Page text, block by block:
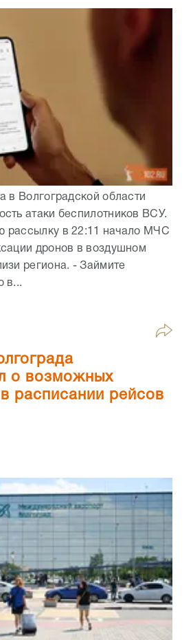
в Волгоградской области
атаки беспилотников ВСУ.
рассылку в 22:11 начало МЧС
дронов в воздушном
региона. - Займите
в...
о возможных
расписании рейсов